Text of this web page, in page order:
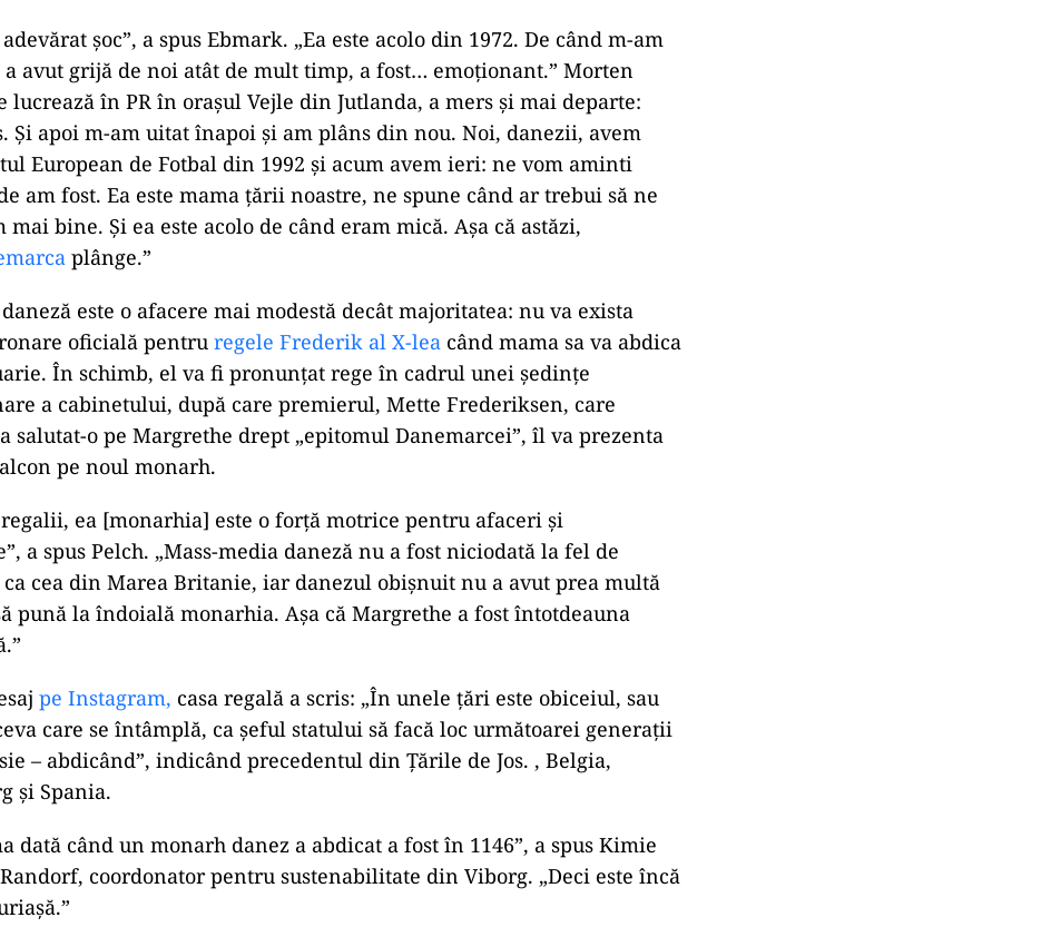
șoc”, a spus Ebmark. „Ea este acolo din 1972. De când m-am
a avut grijă de noi atât de mult timp, a fost… emoționant.” Morten
lucrează în PR în orașul Vejle din Jutlanda, a mers și mai departe:
Și apoi m-am uitat înapoi și am plâns din nou. Noi, danezii, avem
European de Fotbal din 1992 și acum avem ieri: ne vom aminti
am fost. Ea este mama țării noastre, ne spune când ar trebui să ne
mai bine. Și ea este acolo de când eram mică. Așa că astăzi,
plânge.”
este o afacere mai modestă decât majoritatea: nu va exista
oficială pentru regele Frederik al X-lea când mama sa va abdica
În schimb, el va fi pronunțat rege în cadrul unei ședințe
a cabinetului, după care premierul, Mette Frederiksen, care
salutat-o ​​pe Margrethe drept „epitomul Danemarcei”, îl va prezenta
pe noul monarh.
ea [monarhia] este o forță motrice pentru afaceri și
a spus Pelch. „Mass-media daneză nu a fost niciodată la fel de
ca cea din Marea Britanie, iar danezul obișnuit nu a avut prea multă
pună la îndoială monarhia. Așa că Margrethe a fost întotdeauna
pe Instagram, casa regală a scris: „În unele țări este obiceiul, sau
care se întâmplă, ca șeful statului să facă loc următoarei generații
– abdicând”, indicând precedentul din Țările de Jos. , Belgia,
și Spania.
dată când un monarh danez a abdicat a fost în 1146”, a spus Kimie
coordonator pentru sustenabilitate din Viborg. „Deci este încă